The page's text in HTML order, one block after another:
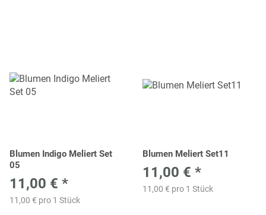
Blumen Indigo Meliert Set
05
11,00 € *
11,00 € pro 1 Stück
Blumen Meliert Set11
11,00 € *
11,00 € pro 1 Stück